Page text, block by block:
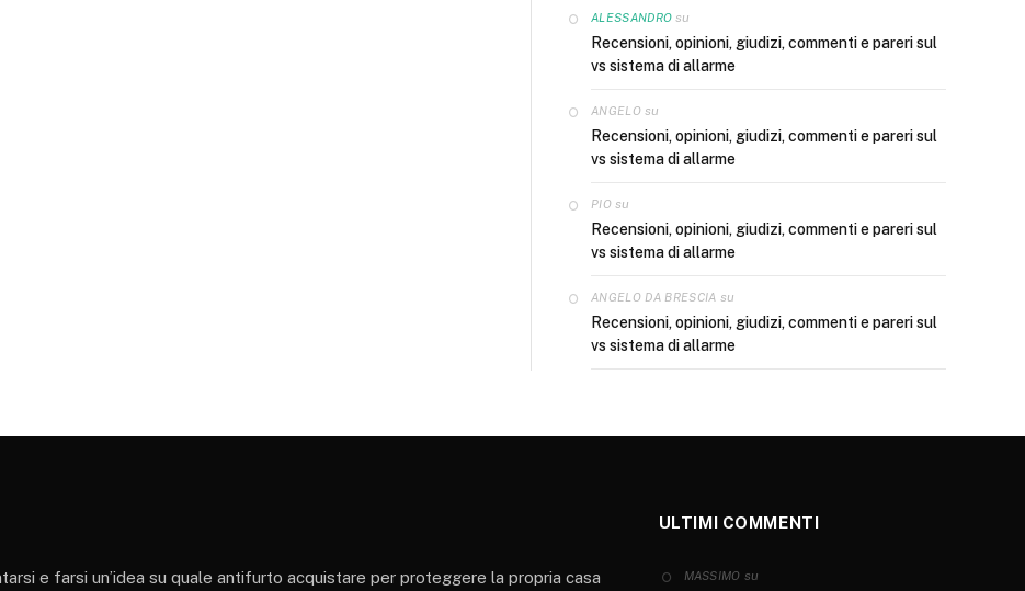
ALESSANDRO su
Recensioni, opinioni, giudizi, commenti e pareri sul
vs sistema di allarme
ANGELO su
Recensioni, opinioni, giudizi, commenti e pareri sul
vs sistema di allarme
PIO su
Recensioni, opinioni, giudizi, commenti e pareri sul
vs sistema di allarme
ANGELO DA BRESCIA su
Recensioni, opinioni, giudizi, commenti e pareri sul
vs sistema di allarme
e farsi un’idea su quale antifurto acquistare per proteggere la propria casa
ULTIMI COMMENTI
MASSIMO su